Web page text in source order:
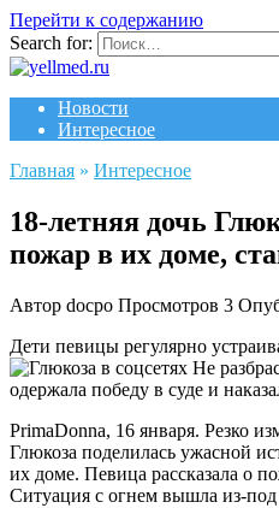
Перейти к содержанию
Search for:
Новости
Интересное
Главная » Интересное
18-летняя дочь
пожар в их доме,
Автор docpo Просмотров 3
Дети певицы регулярно
Не
одержала победу в суде и
PrimaDonna, 16 января. Резко
Глюкоза поделилась ужасной
их доме. Певица рассказала о
Ситуация с огнем вышла из-под